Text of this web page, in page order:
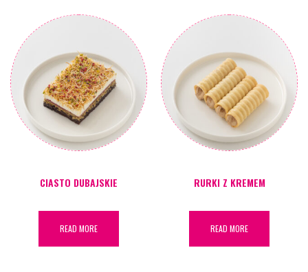
CIASTO DUBAJSKIE
READ MORE
RURKI Z KREMEM
READ MORE